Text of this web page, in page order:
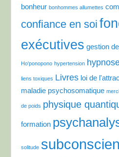
bonheur bonhommes allumettes
confiance en soi
exécutives gestion
Ho'ponopono hypertension
liens toxiques Livres loi de
maladie psychosomatique merci
de poids physique
formation
solitude